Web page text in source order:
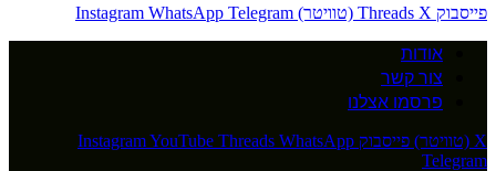
פייסבוק
Threads X (טוויטר) Instagram WhatsApp Telegram
אודות
צור קשר
פרסמו אצלנו
X (טוויטר) פייסבוק InstagramYouTube Threads WhatsApp
Telegram